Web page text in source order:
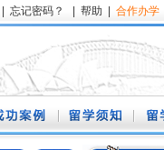
忘记密码？ 帮助 合作办学